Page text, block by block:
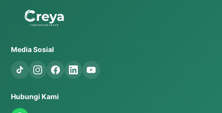
Media Sosial
Hubungi Kami